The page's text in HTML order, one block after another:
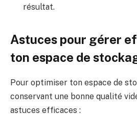
résultat.
Astuces pour gérer
ton espace de
Pour optimiser ton espace de
conservant une bonne qualité
astuces efficaces :